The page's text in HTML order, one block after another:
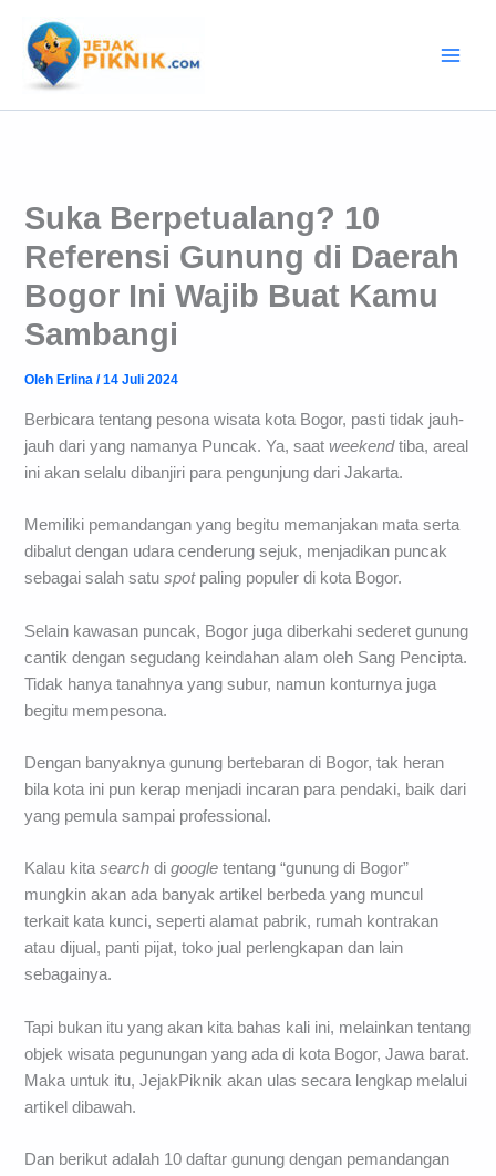
konten
Suka Berpetualang? 10
Referensi Gunung di Daerah
Bogor Ini Wajib Buat Kamu
Sambangi
Oleh Erlina/14 Juli 2024
Berbicara tentang pesona wisata kota Bogor, pasti tidak jauh-
jauh dari yang namanya Puncak. Ya, saatweekendtiba, areal
ini akan selalu dibanjiri para pengunjung dari Jakarta.
Memiliki pemandangan yang begitu memanjakan mata serta
dibalut dengan udara cenderung sejuk, menjadikan puncak
sebagai salah satuspotpaling populer di kota Bogor.
Selain kawasan puncak, Bogor juga diberkahi sederet gunung
cantik dengan segudang keindahan alam oleh Sang Pencipta.
Tidak hanya tanahnya yang subur, namun konturnya juga
begitu mempesona.
Dengan banyaknya gunung bertebaran di Bogor, tak heran
bila kota ini pun kerap menjadi incaran para pendaki, baik dari
yang pemula sampai professional.
Kalau kitasearch digoogle tentang “gunung di Bogor”
mungkin akan ada banyak artikel berbeda yang muncul
terkait kata kunci, seperti alamat pabrik, rumah kontrakan
atau dijual, panti pijat, toko jual perlengkapan dan lain
sebagainya.
Tapi bukan itu yang akan kita bahas kali ini, melainkan tentang
objek wisata pegunungan yang ada di kota Bogor, Jawa barat.
Maka untuk itu, JejakPiknik akan ulas secara lengkap melalui
artikel dibawah.
Dan berikut adalah 10 daftar gunung dengan pemandangan